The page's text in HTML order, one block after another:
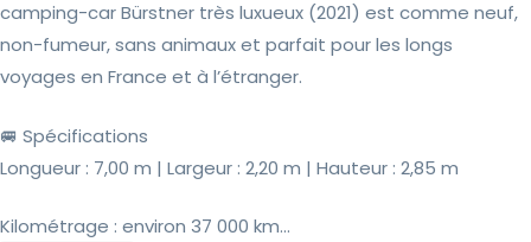
camping-car Bürstner très luxueux (2021) est comme neuf,
non-fumeur, sans animaux et parfait pour les longs
voyages en France et à l’étranger.
🚐 Spécifications
Longueur : 7,00 m | Largeur : 2,20 m | Hauteur : 2,85 m
Kilométrage : environ 37 000 km...